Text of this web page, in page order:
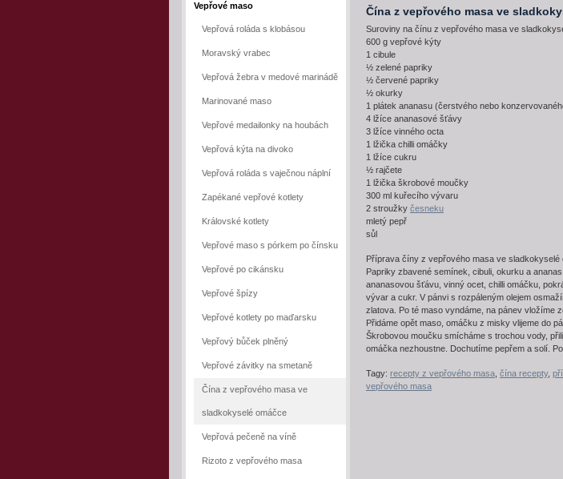
Čína z vepřového masa ve
Suroviny na čínu z vepřového masa ve
600 g vepřové kýty
1 cibule
½ zelené papriky
½ červené papriky
½ okurky
1 plátek ananasu (čerstvého nebo
4 lžíce ananasové šťávy
3 lžíce vinného octa
1 lžička chilli omáčky
1 lžíce cukru
½ rajčete
1 lžička škrobové moučky
300 ml kuřecího vývaru
2 stroužky česneku
mletý pepř
sůl
Příprava číny z vepřového masa ve sladkokyselé
Papriky zbavené semínek, cibuli, okurku a
ananasovou šťávu, vinný ocet, chilli omáčku,
vývar a cukr. V pánvi s rozpáleným olejem
zlatova. Po té maso vyndáme, na pánev vložíme
Přidáme opět maso, omáčku z misky vlijeme do
Škrobovou moučku smícháme s trochou vody,
omáčka nezhoustne. Dochutíme pepřem a solí.
Tagy: recepty z vepřového masa čína recepty,
vepřového masa
Vepřové maso
Vepřová roláda s klobásou
Moravský vrabec
Vepřová žebra v medové marinádě
Marinované maso
Vepřové medailonky na houbách
Vepřová kýta na divoko
Vepřová roláda s vaječnou náplní
Zapékané vepřové kotlety
Královské kotlety
Vepřové maso s pórkem po čínsku
Vepřové po cikánsku
Vepřové špízy
Vepřové kotlety po maďarsku
Vepřový bůček plněný
Vepřové závitky na smetaně
Čína z vepřového masa ve
sladkokyselé omáčce
Vepřová pečeně na víně
Rizoto z vepřového masa